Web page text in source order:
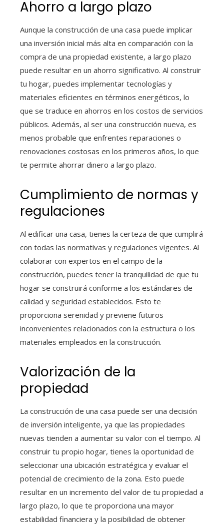
Ahorro a largo plazo
Aunque la construcción de una casa puede implicar
una inversión inicial más alta en comparación con la
compra de una propiedad existente, a largo plazo
puede resultar en un ahorro significativo. Al construir
tu hogar, puedes implementar tecnologías y
materiales eficientes en términos energéticos, lo
que se traduce en ahorros en los costos de servicios
públicos. Además, al ser una construcción nueva, es
menos probable que enfrentes reparaciones o
renovaciones costosas en los primeros años, lo que
te permite ahorrar dinero a largo plazo.
Cumplimiento de normas y
regulaciones
Al edificar una casa, tienes la certeza de que cumplirá
con todas las normativas y regulaciones vigentes. Al
colaborar con expertos en el campo de la
construcción, puedes tener la tranquilidad de que tu
hogar se construirá conforme a los estándares de
calidad y seguridad establecidos. Esto te
proporciona serenidad y previene futuros
inconvenientes relacionados con la estructura o los
materiales empleados en la construcción.
Valorización de la
propiedad
La construcción de una casa puede ser una decisión
de inversión inteligente, ya que las propiedades
nuevas tienden a aumentar su valor con el tiempo. Al
construir tu propio hogar, tienes la oportunidad de
seleccionar una ubicación estratégica y evaluar el
potencial de crecimiento de la zona. Esto puede
resultar en un incremento del valor de tu propiedad a
largo plazo, lo que te proporciona una mayor
estabilidad financiera y la posibilidad de obtener